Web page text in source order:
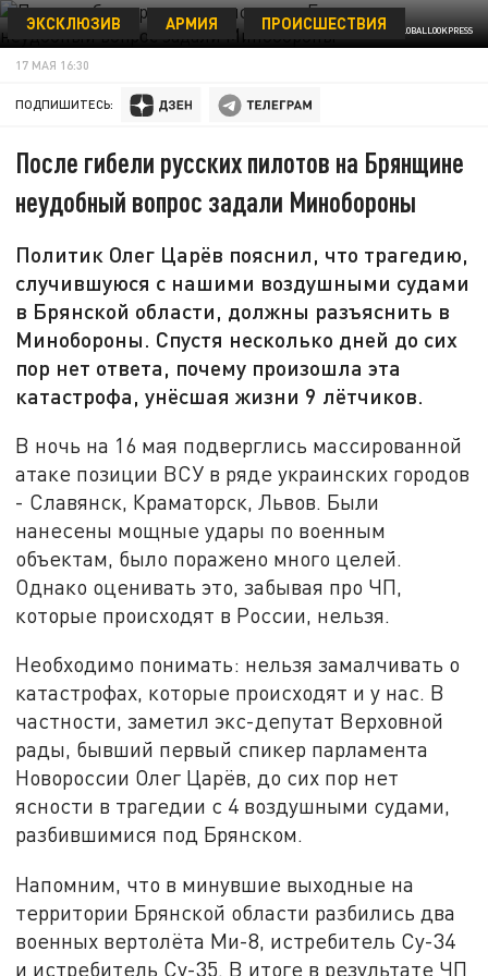
ФОТО: MOD RUSSIA/GLOBALLOOKPRESS
ЭКСКЛЮЗИВ АРМИЯ ПРОИСШЕСТВИЯ
17 МАЯ 16:30
ПОДПИШИТЕСЬ:
После гибели русских пилотов на Брянщине
неудобный вопрос задали Минобороны
Политик Олег Царёв пояснил, что трагедию,
случившуюся с нашими воздушными судами
в Брянской области, должны разъяснить в
Минобороны. Спустя несколько дней до сих
пор нет ответа, почему произошла эта
катастрофа, унёсшая жизни 9 лётчиков.
В ночь на 16 мая подверглись массированной
атаке позиции ВСУ в ряде украинских городов
- Славянск, Краматорск, Львов. Были
нанесены мощные удары по военным
объектам, было поражено много целей.
Однако оценивать это, забывая про ЧП,
которые происходят в России, нельзя.
Необходимо понимать: нельзя замалчивать о
катастрофах, которые происходят и у нас. В
частности, заметил экс-депутат Верховной
рады, бывший первый спикер парламента
Новороссии Олег Царёв, до сих пор нет
ясности в трагедии с 4 воздушными судами,
разбившимися под Брянском.
Напомним, что в минувшие выходные на
территории Брянской области разбились два
военных вертолёта Ми-8, истребитель Су-34
и истребитель Су-35. В итоге в результате ЧП